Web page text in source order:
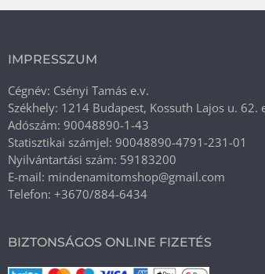
IMPRESSZUM
Cégnév: Csényi Tamás e.v.
Székhely: 1214 Budapest, Kossuth Lajos u. 62.
Adószám: 90048890-1-43
Statisztikai számjel: 90048890-4791-231-01
Nyilvántartási szám: 59183200
E-mail: mindenamitomshop@gmail.com
Telefon: +3670/884-6434
BIZTONSÁGOS ONLINE FIZETÉS